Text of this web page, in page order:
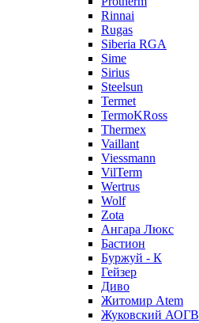
Rinnai
Rugas
Siberia RGA
Sime
Sirius
Steelsun
Termet
TermoKRoss
Thermex
Vaillant
Viessmann
VilTerm
Wertrus
Wolf
Zota
Ангара Люкс
Бастион
Буржуй - К
Гейзер
Диво
Житомир Аtem
Жуковский АОГВ